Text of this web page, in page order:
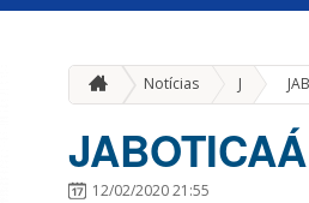
Notícias J »
12/02/2020 21:55